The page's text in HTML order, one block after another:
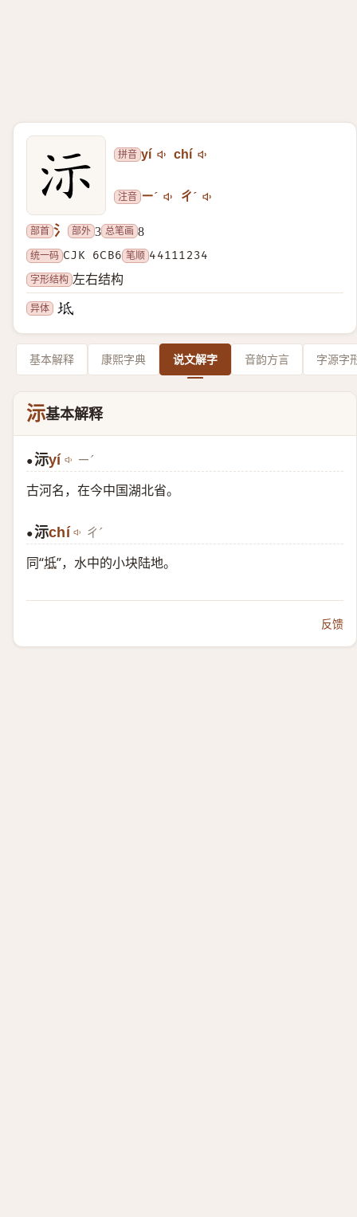
拼音 yí chí
注音 ㄧˊ ㄔˊ
部首 氵 部外 3 总笔画 8
统一码 CJK 6CB6 笔顺 44111234
字形结构 左右结构
异体
基本解释 康熙字典 说文解字 音韵方言 字源字
沶基本解释
●沶yí ㄧˊ
古河名，在今中国湖北省。
●沶chí ㄔˊ
同“坻”，水中的小块陆地。
反馈